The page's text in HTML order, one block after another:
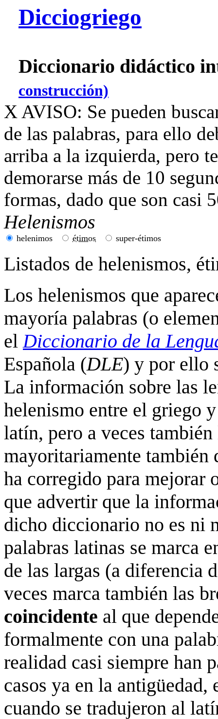
Dicciogriego
Diccionario didáctico
construcción)
X AVISO: Se pueden
de las palabras, para ello
arriba a la izquierda, pero
demorarse más de 10
formas, dado que son casi
Helenismos
helenimos étimos super-étimos
Listados de helenismos,
Los helenismos que
mayoría palabras (o
elDiccionario de la
Española (DLE) y por ello
La información sobre las
helenismo entre el griego
latín, pero a veces
mayoritariamente también
ha corregido para mejorar
que advertir que la
dicho diccionario no es ni
palabras latinas se marca
de las largas (a diferencia
veces marca también las
coincidente al que
formalmente con una
realidad casi siempre han
casos ya en la
cuando se tradujeron al